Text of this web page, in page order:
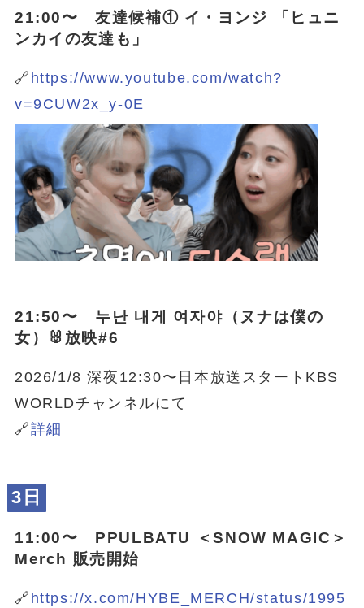
21:00〜 友達候補① イ・ヨンジ 「ヒュニ
ンカイの友達も」
🔗 https://www.youtube.com/watch?
v=9CUW2x_y-0E
21:50〜 누난 내게 여자야（ヌナは僕の
女）🐰放映#6
2026/1/8 深夜12:30〜日本放送スタートKBS
WORLDチャンネルにて
🔗詳細
3日
11:00〜 PPULBATU ＜SNOW MAGIC＞
Merch 販売開始
🔗 https://x.com/HYBE_MERCH/status/1995